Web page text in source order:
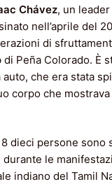
Chávez, un
nell’aprile del
di
di Peña Colorado. È
che era stata
corpo che
dieci persone sono
durante le
indiano del Tamil